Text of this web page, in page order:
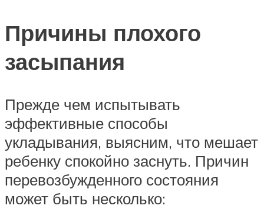
Причины плохого
засыпания
Прежде чем испытывать
эффективные способы
укладывания, выясним, что мешает
ребенку спокойно заснуть. Причин
перевозбужденного состояния
может быть несколько: